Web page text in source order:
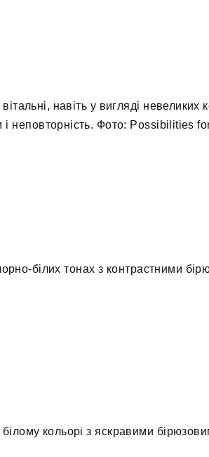
навіть у вигляді невеликих
неповторність. Фото: Possibilities
білих тонах з контрастними
білому кольорі з яскравими